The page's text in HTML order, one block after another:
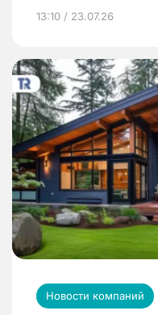
13:10 / 23.07.26
Новости компаний